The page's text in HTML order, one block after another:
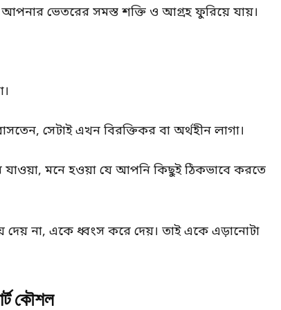
ভেতরের সমস্ত শক্তি ও আগ্রহ ফুরিয়ে যায়।
সেটাই এখন বিরক্তিকর বা অর্থহীন লাগা।
যাওয়া, মনে হওয়া যে আপনি কিছুই ঠিকভাবে করতে
দেয় না, একে ধ্বংস করে দেয়। তাই একে এড়ানোটা
কৌশল